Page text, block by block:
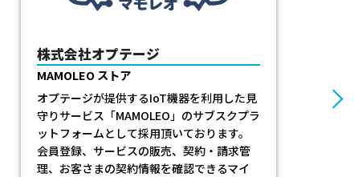
三井住友カード株式会社
Custella ストア
三井住友カードが保有するクレジットカー
ドの決済データを活用したデータ分析支援
サービス「Custella」のストア・マイペー
ジおよび管理機能としてご採用頂いており
ます。サービスの申し込み手続きをWEB化